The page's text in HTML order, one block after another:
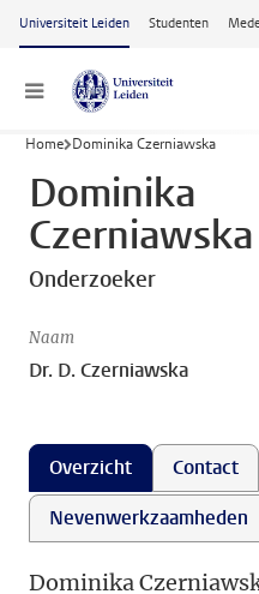
Ga naar hoofdinhoud
Universiteit Leiden Studenten
Menu
Home Dominika Czerniawska
Dominika
Czerniawska
Onderzoeker
Naam
Dr. D. Czerniawska
Overzicht
Contact
Nevenwerkzaamheden
Dominika